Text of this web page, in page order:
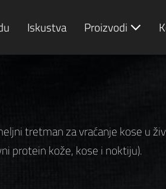
Iskustva Proizvodi
tretman za vraćanje kose u
protein kože, kose i noktiju).